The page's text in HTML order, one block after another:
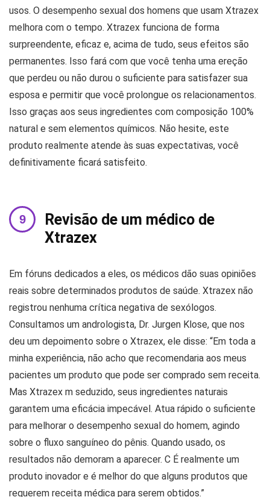
usos. O desempenho sexual dos homens que usam Xtrazex
melhora com o tempo. Xtrazex funciona de forma
surpreendente, eficaz e, acima de tudo, seus efeitos são
permanentes. Isso fará com que você tenha uma ereção
que perdeu ou não durou o suficiente para satisfazer sua
esposa e permitir que você prolongue os relacionamentos.
Isso graças aos seus ingredientes com composição 100%
natural e sem elementos químicos. Não hesite, este
produto realmente atende às suas expectativas, você
definitivamente ficará satisfeito.
Revisão de um médico de
Xtrazex
Em fóruns dedicados a eles, os médicos dão suas opiniões
reais sobre determinados produtos de saúde. Xtrazex não
registrou nenhuma crítica negativa de sexólogos.
Consultamos um andrologista, Dr. Jurgen Klose, que nos
deu um depoimento sobre o Xtrazex, ele disse: “Em toda a
minha experiência, não acho que recomendaria aos meus
pacientes um produto que pode ser comprado sem receita.
Mas Xtrazex m seduzido, seus ingredientes naturais
garantem uma eficácia impecável. Atua rápido o suficiente
para melhorar o desempenho sexual do homem, agindo
sobre o fluxo sanguíneo do pênis. Quando usado, os
resultados não demoram a aparecer. C É realmente um
produto inovador e é melhor do que alguns produtos que
requerem receita médica para serem obtidos.”